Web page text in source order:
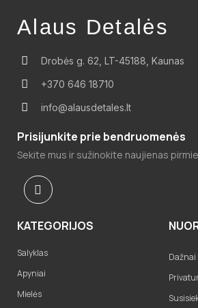
Alaus Detalės
Drobės g. 62, LT-45188, Kaunas
+370 646 18710
info@alausdetales.lt
Prisijunkite prie bendruomenės
Sekite mus ir sužinokite naujienas
KATEGORIJOS
Salyklas
Apyniai
Mielės